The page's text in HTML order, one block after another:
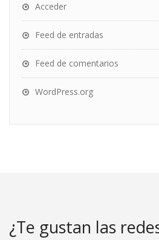
Acceder
Feed de entradas
Feed de comentarios
WordPress.org
¿Te gustan las